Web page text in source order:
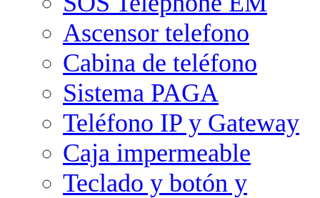
Ascensor telefono
Cabina de teléfono
Sistema PAGA
Teléfono IP y Gateway
Caja impermeable
Teclado y botón y